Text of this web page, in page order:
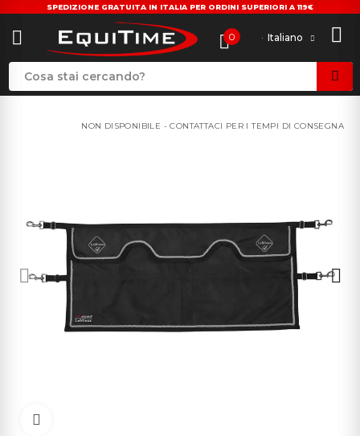
SPEDIZIONE GRATUITA IN ITALIA PER ORDINI SUPERIORI A 119€
0 Italiano
NON DISPONIBILE - CONTATTACI PER I TEMPI DI CONSEGNA